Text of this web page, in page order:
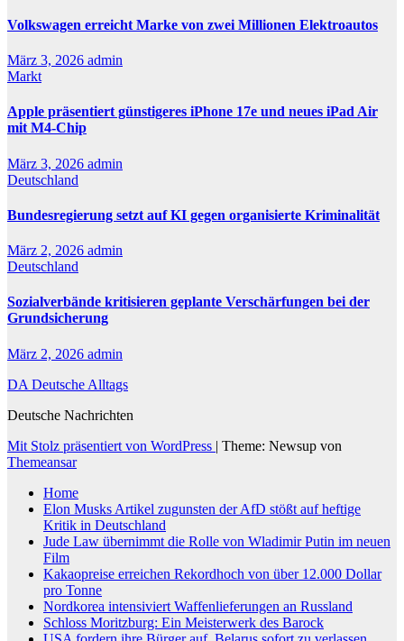
Volkswagen erreicht Marke von zwei Millionen Elektroautos
März 3, 2026 admin
Markt
Apple präsentiert günstigeres iPhone 17e und neues iPad Air
mit M4-Chip
März 3, 2026 admin
Deutschland
Bundesregierung setzt auf KI gegen organisierte Kriminalität
März 2, 2026 admin
Deutschland
Sozialverbände kritisieren geplante Verschärfungen bei der
Grundsicherung
März 2, 2026 admin
DA Deutsche Alltags
Deutsche Nachrichten
Mit Stolz präsentiert von WordPress | Theme: Newsup von
Themeansar
Home
Elon Musks Artikel zugunsten der AfD stößt auf heftige
Kritik in Deutschland
Jude Law übernimmt die Rolle von Wladimir Putin im neuen
Film
Kakaopreise erreichen Rekordhoch von über 12.000 Dollar
pro Tonne
Nordkorea intensiviert Waffenlieferungen an Russland
Schloss Moritzburg: Ein Meisterwerk des Barock